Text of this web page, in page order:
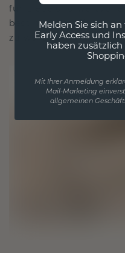
für Liebe und wertvolle
bestimmt ist, für
zu werden.
Melden Sie sich
Early Access und
haben
Mit Ihrer Anmeldung
Mail-Marketing
allgemeinen